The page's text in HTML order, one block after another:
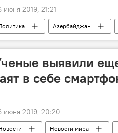
июня 2019, 21:21
Азербайджан
выявили
в себе
июня 2019, 20:20
Новости мира